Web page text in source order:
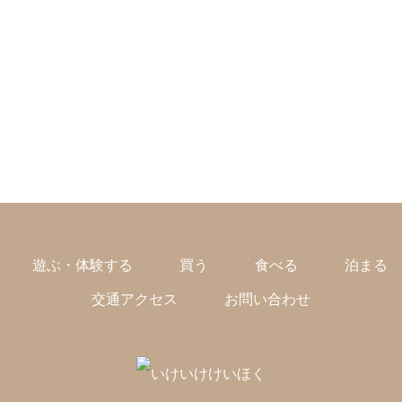
遊ぶ・体験する 買う 食べる 泊まる
交通アクセス
お問い合わせ